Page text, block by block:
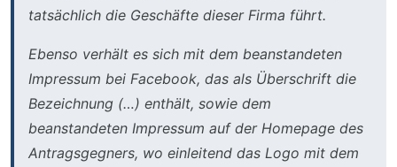
tatsächlich die Geschäfte dieser Firma führt.
Ebenso verhält es sich mit dem beanstandeten
Impressum bei Facebook, das als Überschrift die
Bezeichnung (…) enthält, sowie dem
beanstandeten Impressum auf der Homepage des
Antragsgegners, wo einleitend das Logo mit dem